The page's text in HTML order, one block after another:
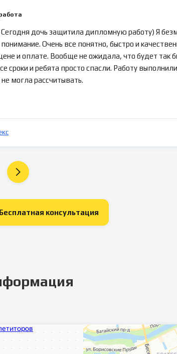
дочь защитила дипломную работу) Я
понимание. Очень все понятно, быстро и
и оплате. Вообще не ожидала, что будет так
сроки и ребята просто спасли. Работу
могла рассчитывать.
Бесплатная консультация